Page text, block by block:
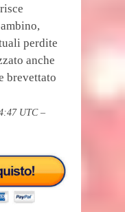
perdite
anche
brevettato
UTC –